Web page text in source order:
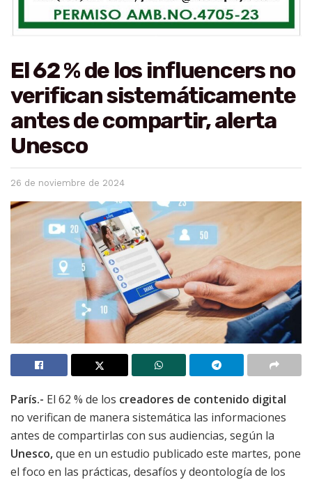
El 62 % de los influencers no
verifican sistemáticamente
antes de compartir, alerta
Unesco
26 de noviembre de 2024
París.- El 62 % de los creadores de contenido digital
no verifican de manera sistemática las informaciones
antes de compartirlas con sus audiencias, según la
Unesco,que en un estudio publicado este martes, pone
el foco en las prácticas, desafíos y deontología de los